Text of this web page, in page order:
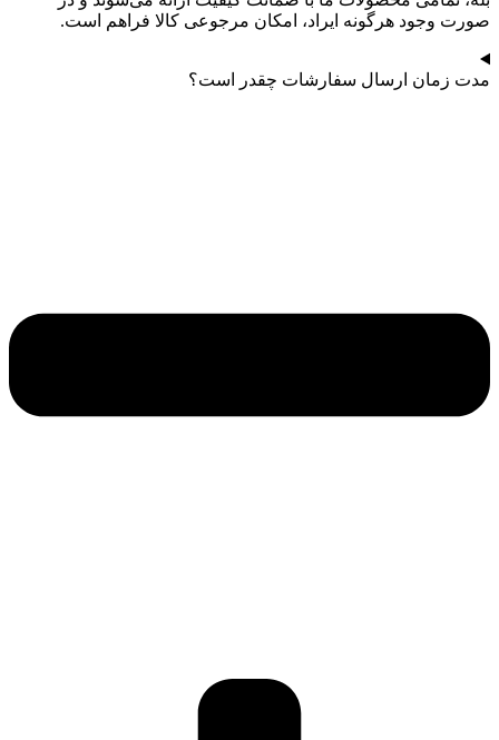
صورت وجود هرگونه ایراد، امکان مرجوعی کالا فراهم است.
مدت زمان ارسال سفارشات چقدر است؟